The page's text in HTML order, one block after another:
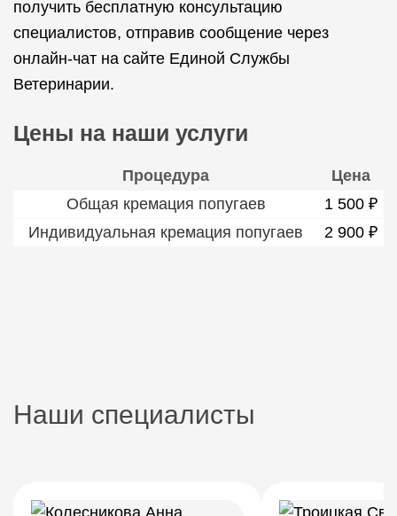
получить бесплатную консультацию
специалистов, отправив сообщение через
онлайн-чат на сайте Единой Службы
Ветеринарии.
Цены на наши услуги
Процедура
Цена
Общая кремация попугаев
1 500 ₽
Индивидуальная кремация попугаев
2 900 ₽
Наши специалисты